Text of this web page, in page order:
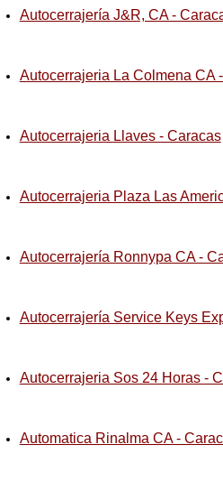
Autocerrajería J&R, CA -
Autocerrajeria La Colmena CA
Autocerrajeria Llaves - Caracas
Autocerrajeria Plaza Las
Autocerrajería Ronnypa CA -
Autocerrajería Service Keys
Autocerrajeria Sos 24 Horas -
Automatica Rinalma CA -